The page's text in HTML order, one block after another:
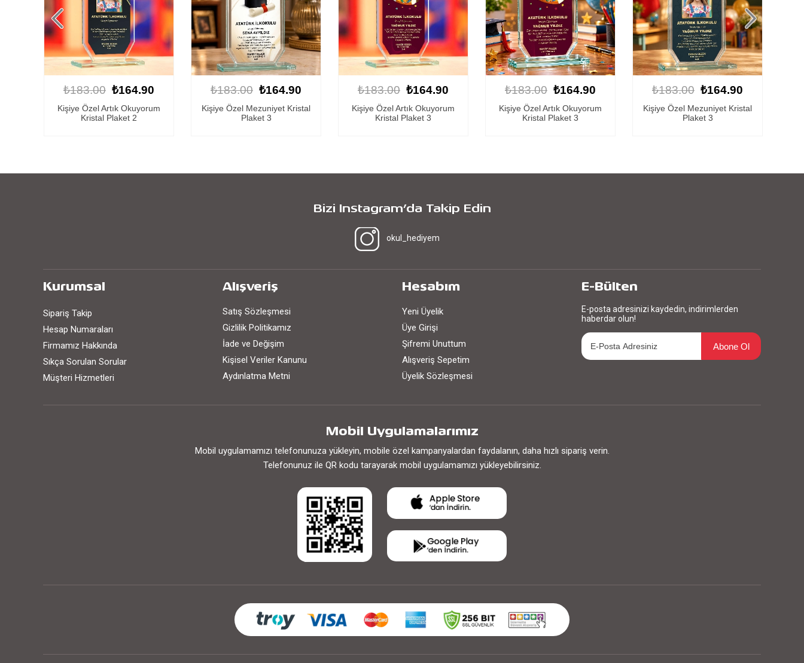
₺183.00 ₺164.90
Kişiye Özel Mezuniyet Kristal
Plaket 3
₺183.00 ₺164.90
Kişiye Özel Artık Okuyorum
Kristal Plaket 3
₺183.00 ₺164.90
Kişiye Özel Artık Okuyorum
Kristal Plaket 3
₺183.00 ₺164.90
Kişiye Özel Mezuniyet Kristal
Plaket 3
₺183.00 ₺164.90
Kişiye Özel Mezuniyet Kristal
Plaket 2
Bizi Instagram’da Takip Edin
okul_hediyem
Kurumsal
Sipariş Takip
Hesap Numaraları
Firmamız Hakkında
Sıkça Sorulan Sorular
Müşteri Hizmetleri
Alışveriş
Satış Sözleşmesi
Gizlilik Politikamız
İade ve Değişim
Kişisel Veriler Kanunu
Aydınlatma Metni
Hesabım
Yeni Üyelik
Üye Girişi
Şifremi Unuttum
Alışveriş Sepetim
Üyelik Sözleşmesi
E-Bülten
E-posta adresinizi kaydedin, indirimlerden
haberdar olun!
Abone Ol
Mobil Uygulamalarımız
Mobil uygulamamızı telefonunuza yükleyin, mobile özel kampanyalardan faydalanın, daha hızlı sipariş verin.
Telefonunuz ile QR kodu tarayarak mobil uygulamamızı yükleyebilirsiniz.